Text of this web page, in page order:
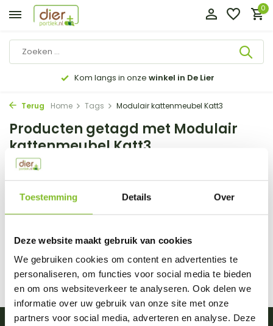
Toestemming Details Over
Deze website maakt gebruik van cookies
We gebruiken cookies om content en advertenties te
personaliseren, om functies voor social media te bieden
en om ons websiteverkeer te analyseren. Ook delen we
informatie over uw gebruik van onze site met onze
partners voor social media, adverteren en analyse. Deze
0
Kom langs in onze winkel in De Lier
Terug Home Tags Modulair kattenmeubel Katt3
Producten getagd met Modulair
kattenmeubel Katt3
Filter Sorteren op: